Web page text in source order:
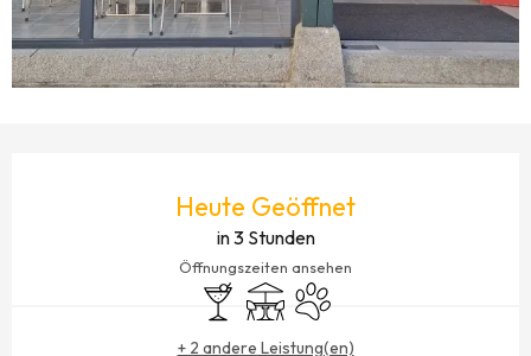
Heute Geöffnet
in 3 Stunden
Öffnungszeiten ansehen
Bar / Getränkestand
TerrasseTiere erlaubt
+ 2 andere Leistung(en)